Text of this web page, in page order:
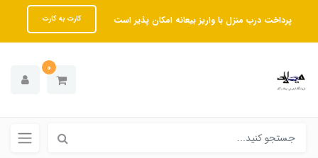
پرداخت درب منزل با واریز بیعانه امکان پذیر است کارت به کارت
0